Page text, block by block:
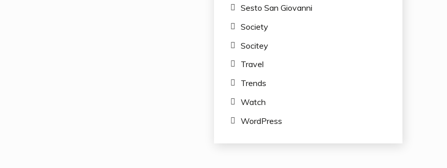
Sesto San Giovanni
Society
Socitey
Travel
Trends
Watch
WordPress